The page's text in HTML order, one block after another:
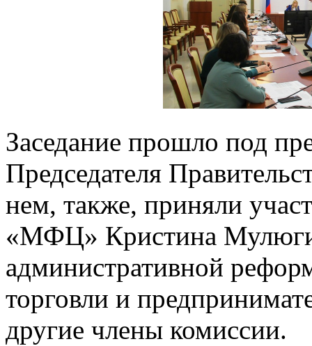
Заседание прошло под
Председателя
нем, также, приняли
«МФЦ» Кристина
административной
торговли и
другие члены комиссии.